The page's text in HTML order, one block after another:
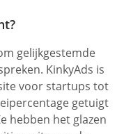
gelijkgestemde
KinkyAds is
voor startups tot
getuigt
hebben het glazen